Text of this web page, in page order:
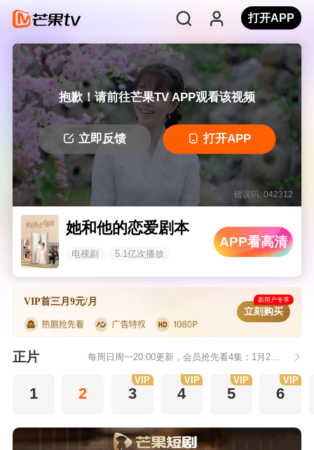
打开APP
抱歉！请前往芒果TV APP观看该视频
立即反馈 打开APP
错误码: 042312
她和他的恋爱剧本
电视剧 5.1亿次播放
APP看高清
VIP首三月9元/月 新用户专享
立刻购买
正片 每周日周一20:00更新，会员抢先看4集；1月2日20:00会员加更
1 2 3
VIP
4
VIP
5
VIP
6
VIP